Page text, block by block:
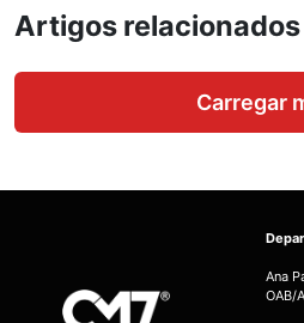
Artigos relacionados
Carregar
Ana
OAB/